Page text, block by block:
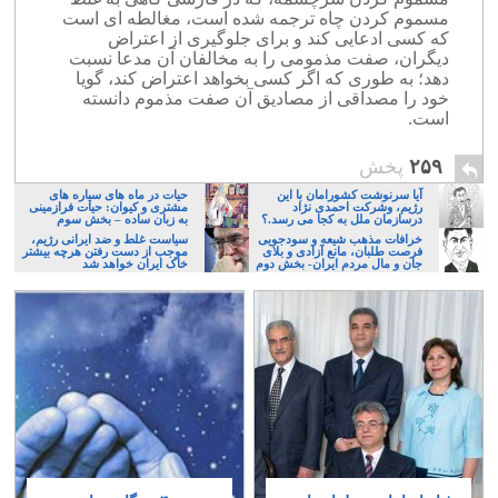
مسموم کردن چاه ترجمه شده است، مغالطه‌ ای است
که کسی ادعایی کند و برای جلوگیری از اعتراض
دیگران، صفت مذمومی را به مخالفان آن مدعا نسبت
دهد؛ به طوری که اگر کسی بخواهد اعتراض کند، گویا
خود را مصداقی از مصادیق آن صفت مذموم دانسته
است.
۲۵۹ پخش
آیا سرنوشت کشورامان با این
رژیم، وشرکت احمدی نژاد
درسازمان ملل به کجا می رسد.؟
حیات در ماه های سیاره های
مشتری و کیوان: حیات فرازمینی
به زبان ساده – بخش سوم
خرافات مذهب شیعه و سودجویی
فرصت طلبان، مانع آزادی و بلای
جان و مال مردم ایران- بخش دوم
سیاست غلط و ضد ایرانی رژیم،
موجب از دست رفتن هرچه بیشتر
خاک ایران خواهد شد